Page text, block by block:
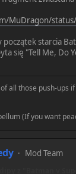
MuDragon/
początek starcia
się "Tell Me, Do
all those push-ups
(If you want
Mod Team